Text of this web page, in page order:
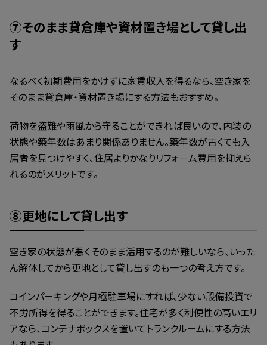
⑦そのまま貸倉庫や資材置き場として貸し出
す
なるべく初期費用をかけずに家賃収入を得るなら、空き家を
そのまま貸倉庫・資材置き場にする方法もおすすめ。
荷物を盗難や雨風から守ることができれば良いので、内装の
状態や築年数はあまり関係ありません。築年数が古くても入
居者を見つけやすく、住居よりかなりリフォ－ム費用を抑えら
れるのがメリットです。
⑧更地にして貸し出す
空き家の状態が悪くそのまま活用するのが難しいなら、いった
ん解体してから更地として貸し出すのも一つの考え方です。
コインパーキングや月極駐車場にすれば、少ない設備投資で
不労所得を得ることができます。住宅が多く利便性の高いエリ
アなら、コンテナボックスを置いてトランクルームにする方法